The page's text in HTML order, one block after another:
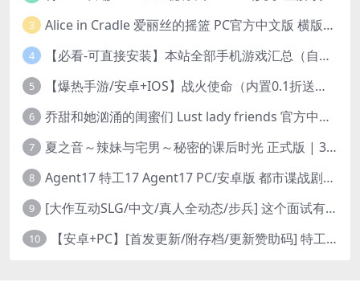
3 Alice in Cradle 爱丽丝的摇篮 PC官方中文版 横版动作ACT 手绘幻想风 v0.29g 完整体验版
4 【必看-可直接安装】本站全部手机游戏汇总（自带修改器MOD）
5 【爆热手游/安卓+IOS】战火使命（内置0.1折送可触碰战姬）[中文/美女养成/整合兑换码/双端互通/更新]（公测）
6 乔甜和她汹涌的闺蜜们 Lust lady friends 官方中文版本 SLG类型
7 夏之音～辣妹与宅男～秘密的课后时光 正式版 | 3D 动态步兵触摸互动 SLG|PC 平台 | 内嵌汉化 + 去码补丁 + 修改存档 | 1.5G
8 Agent17 特工17 Agent17 PC/安卓版 都市谍战剧情模拟RPG v0.26.6 官方中文高清版
9 [大作互动SLG/中文/真人全动态/步兵] 这个面试有点硬2-远征东洋篇 免登录破解版本V1.11 官方中文步兵 [20G/新破解/中文配音]
10 【安卓+PC】[首发更新/附存档/更新赞助码] 特工17Agent V0.25.9 官方中文版+赞助码+修复多项BUG 3月29最新版本